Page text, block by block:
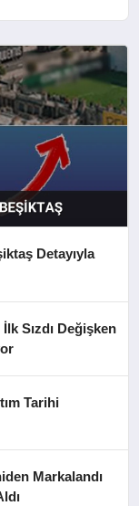
Detayıyla
Sızdı Değişken
Tarihi
Markalandı